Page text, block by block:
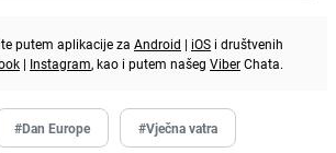
putem aplikacije za Android | iOS i društvenih
| Instagram, kao i putem našeg ViberChata.
#Dan Europe #Vječna vatra